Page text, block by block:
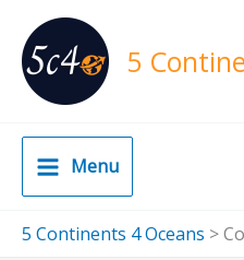
content
5
Menu
5 Continents 4 Oceans >